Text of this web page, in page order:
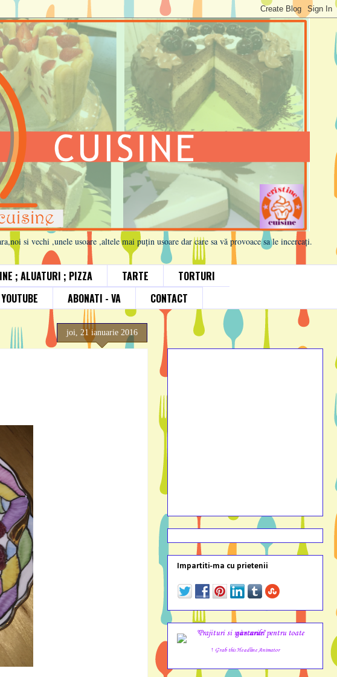
si vechi ,unele usoare ,altele mai puțin usoare dar care sa vă provoace sa le incercați.
; ALUATURI ; PIZZA TARTE
TORTURI
YOUTUBE ABONATI - VA CONTACT
joi, 21 ianuarie 2016
Impartiti-ma cu prietenii
↑ Grab this Headline Animator